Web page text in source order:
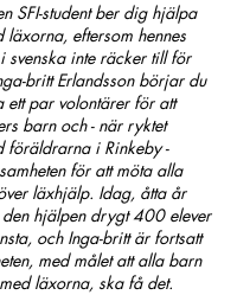
SFI-student ber dig hjälpa
läxorna, eftersom hennes
svenska inte räcker till för
britt Erlandsson börjar du
ett par volontärer för att
barn och - när ryktet
föräldrarna i Rinkeby -
för att möta alla
läxhjälp. Idag, åtta år
hjälpen drygt 400 elever
och Inga-britt är fortsatt
med målet att alla barn
läxorna, ska få det.